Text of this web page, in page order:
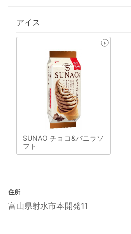
アイス
SUNAO チョコ&バニラソ
フト
住所
富山県射水市本開発11